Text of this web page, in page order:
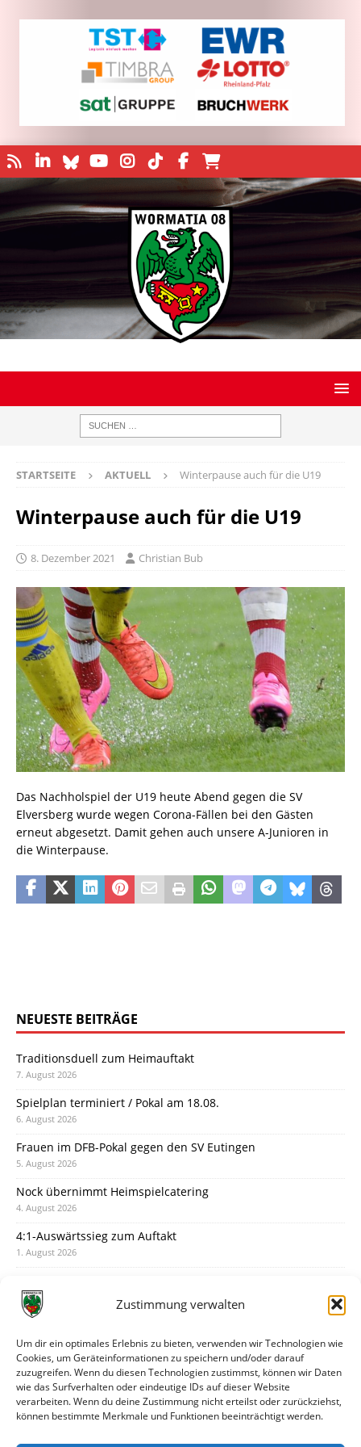
Zustimmung verwalten
Um dir ein optimales Erlebnis zu bieten, verwenden wir Technologien wie
Cookies, um Geräteinformationen zu speichern und/oder darauf
zuzugreifen. Wenn du diesen Technologien zustimmst, können wir Daten
wie das Surfverhalten oder eindeutige IDs auf dieser Website
verarbeiten. Wenn du deine Zustimmung nicht erteilst oder zurückziehst,
können bestimmte Merkmale und Funktionen beeinträchtigt werden.
STARTSEITE AKTUELL Winterpause auch für die U19
Winterpause auch für die U19
8. Dezember 2021 Christian Bub
Das Nachholspiel der U19 heute Abend gegen die SV
Elversberg wurde wegen Corona-Fällen bei den Gästen
erneut abgesetzt. Damit gehen auch unsere A-Junioren in
die Winterpause.
NEUESTE BEITRÄGE
Traditionsduell zum Heimauftakt
7. August 2026
Spielplan terminiert / Pokal am 18.08.
6. August 2026
Frauen im DFB-Pokal gegen den SV Eutingen
5. August 2026
Nock übernimmt Heimspielcatering
4. August 2026
4:1-Auswärtssieg zum Auftakt
1. August 2026
31. Juli 2026
30. Juli 2026
Deine Spielminute: 89+1
28. Juli 2026
Neuer Rückensponsor